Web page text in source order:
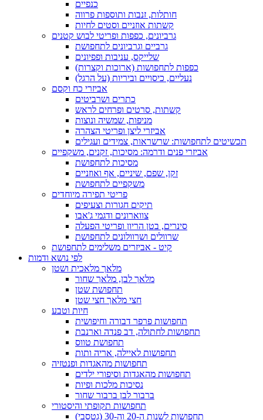
כנפיים
חותלות, זנבות ותוספות פרווה
קשתות אוזניים וסטים לחיות
גרביונים, כפפות ופריטי לבוש קטנים
גרביים וגרביונים לתחפושת
שלייקס, עניבות ופפיונים
כפפות לתחפושות (ארוכות וקצרות)
נעליים, כיסויים וביריות (על הרגל)
אביזרי כח וקסם
כתרים ושרביטים
קשתות, סרטים ופרחים לראש
מניפות, שמשיה ונוצות
אביזרי ליצן ופריטי הצהרה
תכשיטים לתחפושות: שרשראות, צמידים ועגילים
אביזרי פנים ודרמה: מסיכות, זקנים, משקפיים
מסיכות לתחפושת
זקן, שפם, שיניים, אף ואוזניים
משקפיים לתחפושת
פריטי תפירה מיוחדים
תיקים חגורות וצעיפים
צווארונים ודגמי ג'אבו
סינרים, בטן הריון ופריטי הפעלה
שרוולים ושרוולונים לתחפושת
קיט - אביזרים משלימים לתחפושת
לפי נושא ודמות
מלאך מלאכית ושטן
מלאך לבן, מלאך שחור
תחפושת שטן
חצי מלאך חצי שטן
חיות וטבע
תחפושות פרפר דבורה וחיפושית
תחפושות לחתולה, דב פנדה וארנבת
תחפושת טווס
תחפושות לאיילה, אריה ותות
תחפושות מהאגדות ופנטזיה
תחפושות מהאגדות וסיפורי ילדים
נסיכות מלכות ופיות
ברבור לבן ברבור שחור
תחפושות תקופתי והיסטורי
תחפושות לשנות ה-20 וה-30 (גטסבי)